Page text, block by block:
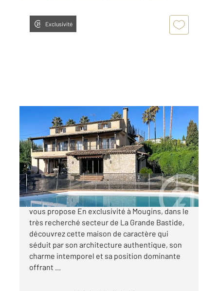
Exclusivité
MOUGINS 06
290 m2, 6 pièces
Ref : 53972
Maison à vendre
849 000 €
Votre Agence Century 21 Immobilier Conseil
vous propose En exclusivité à Mougins, dans le
très recherché secteur de La Grande Bastide,
découvrez cette maison de caractère qui
séduit par son architecture authentique, son
charme intemporel et sa position dominante
offrant ...